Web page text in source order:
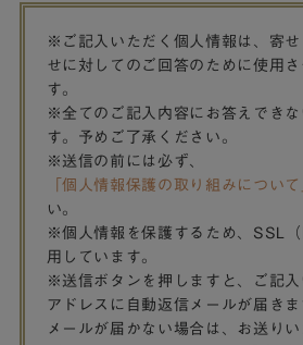
※ご記入いただく個人情報は、寄せ
せに対してのご回答のために使用
す。
※全てのご記入内容にお答えできな
す。予めご了承ください。
※送信の前には必ず、
「個人情報保護の取り組みについて
い。
※個人情報を保護するため、SSL
用しています。
※送信ボタンを押しますと、ご記入
アドレスに自動返信メールが届きま
メールが届かない場合は、お送り